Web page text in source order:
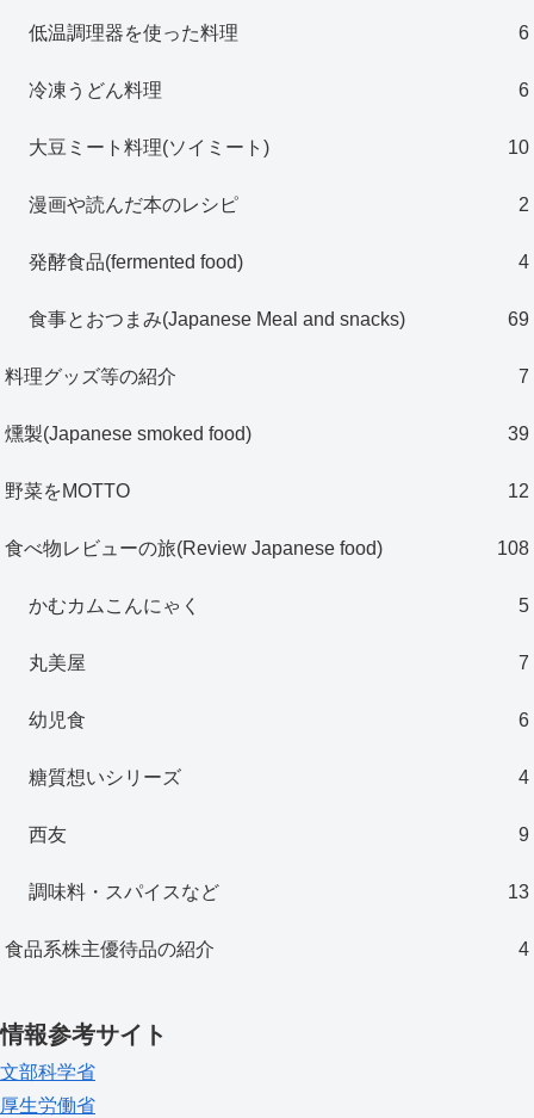
低温調理器を使った料理 6
冷凍うどん料理 6
大豆ミート料理(ソイミート) 10
漫画や読んだ本のレシピ 2
発酵食品(fermented food) 4
食事とおつまみ(Japanese Meal and snacks) 69
料理グッズ等の紹介 7
燻製(Japanese smoked food) 39
野菜をMOTTO 12
食べ物レビューの旅(Review Japanese food) 108
かむカムこんにゃく 5
丸美屋 7
幼児食 6
糖質想いシリーズ 4
西友 9
調味料・スパイスなど 13
食品系株主優待品の紹介 4
情報参考サイト
文部科学省
厚生労働省